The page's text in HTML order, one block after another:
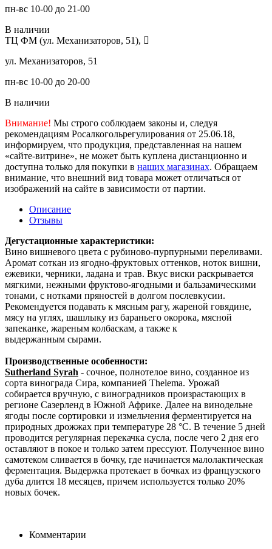
пн-вс 10-00 до 21-00
В наличии
ТЦ ФМ (ул. Механизаторов, 51),
ул. Механизаторов, 51
пн-вс 10-00 до 20-00
В наличии
Внимание! Мы строго соблюдаем законы и, следуя
рекомендациям Росалкогольрегулирования от 25.06.18,
информируем, что продукция, представленная на нашем
«сайте-витрине», не может быть куплена дистанционно и
доступна только для покупки в наших магазинах. Обращаем
внимание, что внешний вид товара может отличаться от
изображений на сайте в зависимости от партии.
Описание
Отзывы
Дегустационные характеристики:
Вино вишневого цвета с рубиново-пурпурными переливами.
Аромат соткан из ягодно-фруктовых оттенков, ноток вишни,
ежевики, черники, ладана и трав. Вкус виски раскрывается
мягкими, нежными фруктово-ягодными и бальзамическими
тонами, с нотками пряностей в долгом послевкусии.
Рекомендуется подавать к мясным рагу, жареной говядине,
мясу на углях, шашлыку из бараньего окорока, мясной
запеканке, жареным колбаскам, а также к
выдержанным сырами.
Производственные особенности:
Sutherland Syrah - сочное, полнотелое вино, созданное из
сорта винограда Сира, компанией Thelema. Урожай
собирается вручную, с виноградников произрастающих в
регионе Сазерленд в Южной Африке. Далее на винодельне
ягоды после сортировки и измельчения ферментируется на
природных дрожжах при температуре 28 °C. В течение 5 дней
проводится регулярная перекачка сусла, после чего 2 дня его
оставляют в покое и только затем прессуют. Полученное вино
самотеком сливается в бочку, где начинается малолактическая
ферментация. Выдержка протекает в бочках из французского
дуба длится 18 месяцев, причем используется только 20%
новых бочек.
Комментарии